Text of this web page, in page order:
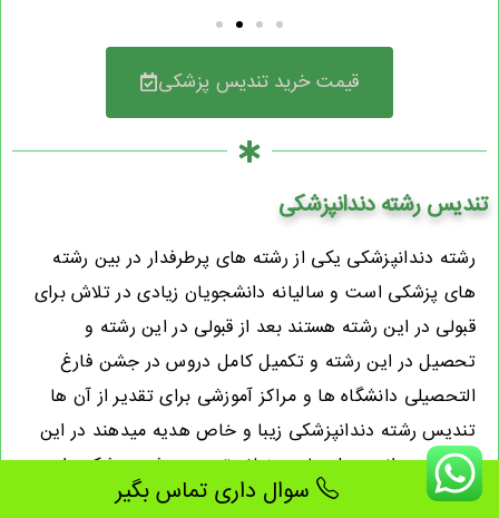
قیمت خرید تندیس پزشکی
تندیس رشته دندانپزشکی
رشته دندانپزشکی یکی از رشته های پرطرفدار در بین رشته
های پزشکی است و سالیانه دانشجویان زیادی در تلاش برای
قبولی در این رشته هستند بعد از قبولی در این رشته و
تحصیل در این رشته و تکمیل کامل دروس در جشن فارغ
التحصیلی دانشگاه ها و مراکز آموزشی برای تقدیر از آن ها
تندیس رشته دندانپزشکی زیبا و خاص هدیه میدهند در این
بخش میتوانید مدل های مختلف تندیس رشته پزشکی را
مشاهده کنیید
سوال داری تماس بگیر